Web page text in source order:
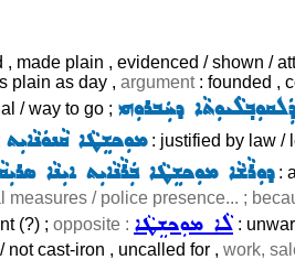
, made plain , evidenced / shown /
plain as day , argument: founded ,
/ way to go ; ܕܚܲܒܪܘܼܗܝ
ܡܘܼܟܫܸܛܵܐ ܩܵܢܘܿܢܵܐܝܼܬ: justified by law /
ܕܘܼܪܵܫܵܐ ܡܘܼܟܫܸܛܵܐ ܒܲܪܵܢܵܐܝܼܬ ܐܝܼܢܵܐ:
measures / police presence... ;
(?) ; opposite : ܠܵܐ ܡܘܼܟܫܸܛܵܐ :
not cast-iron , uncalled for , work,